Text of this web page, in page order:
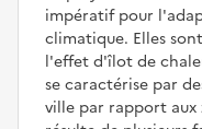
impératif pour
climatique. Elles
l'effet d'îlot de
se caractérise par
ville par rapport aux